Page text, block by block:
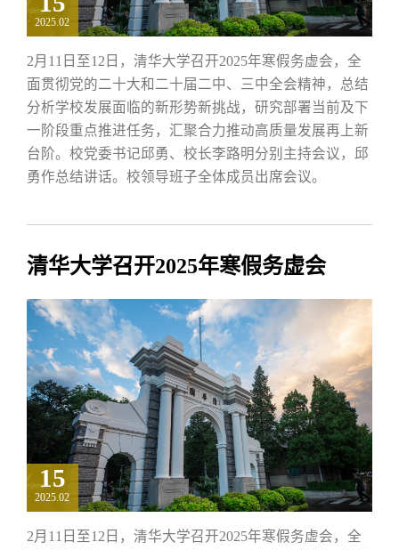
2025.02
2月11日至12日，清华大学召开2025年寒假务虚会，全
面贯彻党的二十大和二十届二中、三中全会精神，总结
分析学校发展面临的新形势新挑战，研究部署当前及下
一阶段重点推进任务，汇聚合力推动高质量发展再上新
台阶。校党委书记邱勇、校长李路明分别主持会议，邱
勇作总结讲话。校领导班子全体成员出席会议。
清华大学召开2025年寒假务虚会
15
2025.02
2月11日至12日，清华大学召开2025年寒假务虚会，全